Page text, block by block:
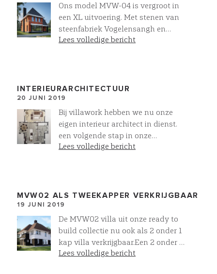
Ons model MVW-04 is vergroot in
een XL uitvoering. Met stenen van
steenfabriek Vogelensangh en
prachtige natuursteen leien.
Lees volledige bericht
INTERIEURARCHITECTUUR
20 JUNI 2019
Bij villawork hebben we nu onze
eigen interieur architect in dienst.
een volgende stap in onze
dienstverlening. Voor MVW03XL
plek! Aktief zitten aan het
kookeiland bij het ontbijt of tijdens
het koken, 2 plekken om te kunnen
lezen in de zon, op de bank voor de
TV of open haard en uitgebreid
kunnen dineren aan een eettafel.
Lees volledige bericht
MVW02 ALS TWEEKAPPER VERKRIJGBAAR
19 JUNI 2019
De MVW02 villa uit onze ready to
build collectie nu ook als 2 onder 1
kap villa verkrijgbaar.Een 2 onder 1
kap villa met de uitstraling van een
Lees volledige bericht